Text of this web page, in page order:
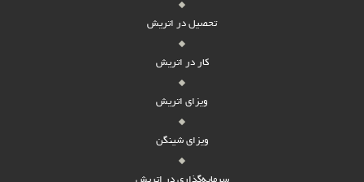
تحصیل در اتریش
کار در اتریش
ویزای اتریش
ویزای شینگن